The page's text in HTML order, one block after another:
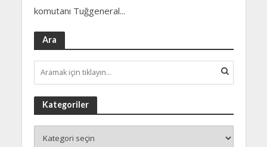
komutanı Tuğgeneral...
Ara
Kategoriler